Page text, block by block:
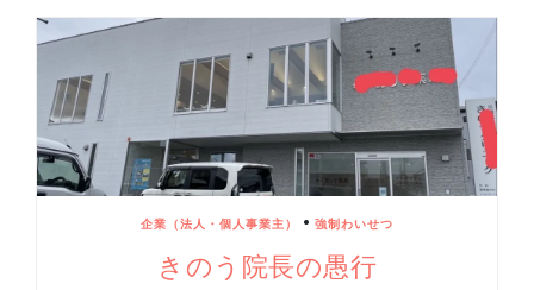
企業（法人・個人事業主） • 強制わいせつ
きのう院長の愚行